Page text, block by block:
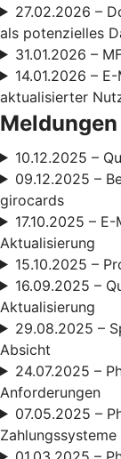
27.02.2026 –
als potenzielles
31.01.2026 –
14.01.2026 –
aktualisierter
10.12.2025 –
09.12.2025 –
girocards
17.10.2025 –
Aktualisierung
15.10.2025 –
16.09.2025 –
Aktualisierung
29.08.2025 –
Absicht
24.07.2025 –
Anforderungen
07.05.2025 –
Zahlungssysteme